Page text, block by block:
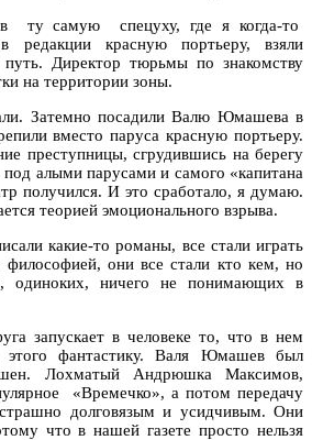
ту самую спецуху, где я когда-то
редакции красную портьеру, взяли
Директор тюрьмы по знакомству
на территории зоны.
Затемно посадили Валю Юмашева в
вместо паруса красную портьеру.
преступницы, сгрудившись на берегу
под алыми парусами и самого «капитана
получился. И это сработало, я думаю.
теорией эмоционального взрыва.
какие-то романы, все стали играть
философией, они все стали кто кем, но
одиноких, ничего не понимающих в
запускает в человеке то, что в нем
этого фантастику. Валя Юмашев был
Лохматый Андрюшка Максимов,
«Времечко», а потом передачу
долговязым и усидчивым. Они
что в нашей газете просто нельзя